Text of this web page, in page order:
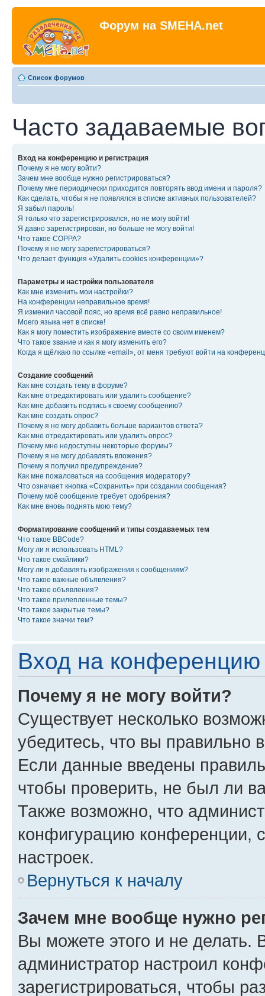
Форум на SMEHA.net
Список форумов
Часто задаваемые
Вход на конференцию и регистрация
Почему я не могу войти?
Зачем мне вообще нужно регистрироваться?
Почему мне периодически приходится повторять ввод имени и пароля?
Как сделать, чтобы я не появлялся в списке активных пользователей?
Я забыл пароль!
Я только что зарегистрировался, но не могу войти!
Я давно зарегистрирован, но больше не могу войти!
Что такое COPPA?
Почему я не могу зарегистрироваться?
Что делает функция «Удалить cookies конференции»?
Параметры и настройки пользователя
Как мне изменить мои настройки?
На конференции неправильное время!
Я изменил часовой пояс, но время всё равно неправильное!
Моего языка нет в списке!
Как я могу поместить изображение вместе со своим именем?
Что такое звание и как я могу изменить его?
Когда я щёлкаю по ссылке «email», от меня требуют войти на
Создание сообщений
Как мне создать тему в форуме?
Как мне отредактировать или удалить сообщение?
Как мне добавить подпись к своему сообщению?
Как мне создать опрос?
Почему я не могу добавить больше вариантов ответа?
Как мне отредактировать или удалить опрос?
Почему мне недоступны некоторые форумы?
Почему я не могу добавлять вложения?
Почему я получил предупреждение?
Как мне пожаловаться на сообщения модератору?
Что означает кнопка «Сохранить» при создании сообщения?
Почему моё сообщение требует одобрения?
Как мне вновь поднять мою тему?
Форматирование сообщений и типы создаваемых тем
Что такое BBCode?
Могу ли я использовать HTML?
Что такое смайлики?
Могу ли я добавлять изображения к сообщениям?
Что такое важные объявления?
Что такое объявления?
Что такое прилепленные темы?
Что такое закрытые темы?
Что такое значки тем?
Вход на конференцию
Почему я не могу войти?
Существует несколько
убедитесь, что вы правильно
Если данные введены
чтобы проверить, не был ли
Также возможно, что
конфигурацию конференции,
настроек.
Вернуться к началу
Зачем мне вообще нужно
Вы можете этого и не делать.
администратор настроил
зарегистрироваться, чтобы